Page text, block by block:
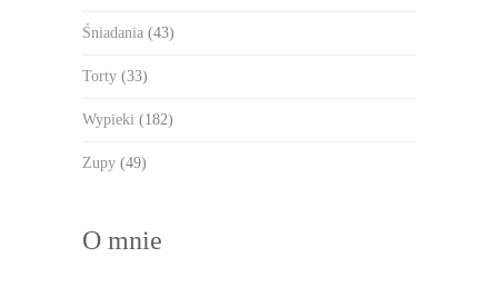
Śniadania (43)
Torty (33)
Wypieki (182)
Zupy (49)
O mnie